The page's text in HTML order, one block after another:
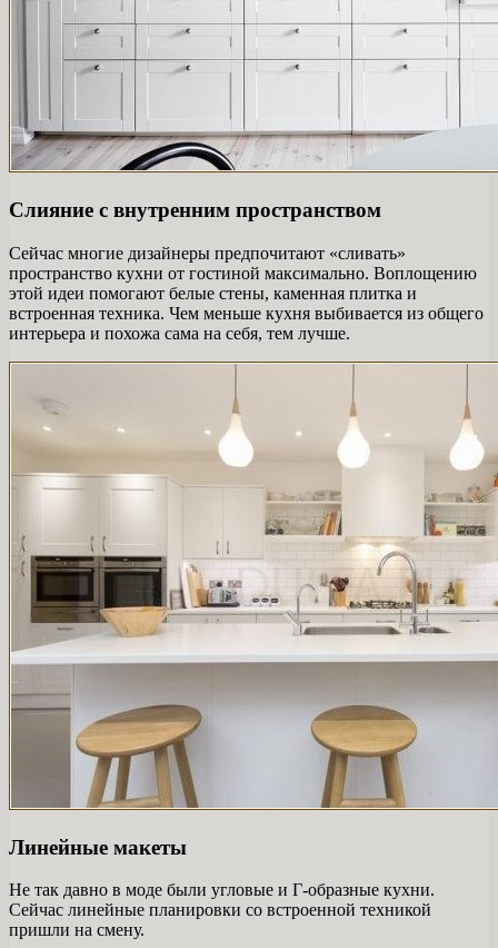
Слияние с внутренним пространством
Сейчас многие дизайнеры предпочитают «сливать»
пространство кухни от гостиной максимально. Воплощению
этой идеи помогают белые стены, каменная плитка и
встроенная техника. Чем меньше кухня выбивается из общего
интерьера и похожа сама на себя, тем лучше.
Линейные макеты
Не так давно в моде были угловые и Г-образные кухни.
Сейчас линейные планировки со встроенной техникой
пришли на смену.